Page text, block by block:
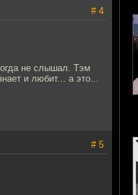
# 4
не слышал. Тэм
и любит... а это...
# 5